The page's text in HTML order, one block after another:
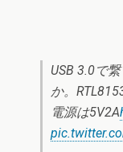
USB 3.0で
か。
電源は5V2A